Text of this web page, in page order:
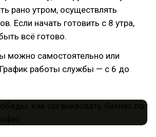
рано утром, осуществлять
Если начать готовить с 8 утра,
всё готово.
можно самостоятельно или
График работы службы — с 6 до